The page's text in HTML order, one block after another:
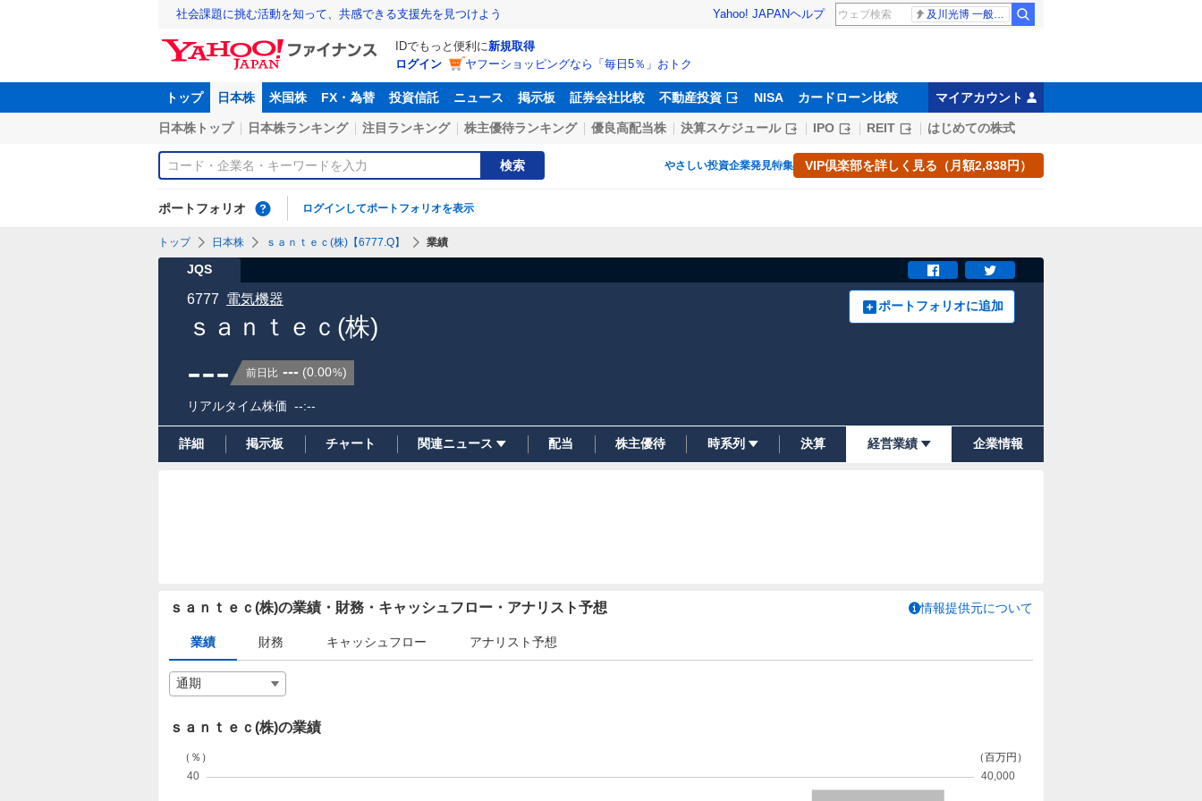
社会課題に挑む活動を知って、共感できる支援先を見つけよう Yahoo! JAPANヘルプ 及川光博 一般女性
IDでもっと便利に新規取得
ログイン
ヤフーショッピングなら「毎日5％」おトク
トップ 日本株 米国株 FX・為替 投資信託 ニュース 掲示板 証券会社比較 不動産投資 NISA カードローン比較 マイアカウント
日本株トップ 日本株ランキング 注目ランキング 株主優待ランキング 優良高配当株 決算スケジュール IPO REIT はじめての株式
検索 やさしい投資企業発見特集 VIP倶楽部を詳しく見る（月額2,838円）
ポートフォリオ ログインしてポートフォリオを表示
トップ 日本株 ｓａｎｔｅｃ(株)【6777.Q】 業績
JQS
ｓａｎｔｅｃ(株)
6777 電気機器 ポートフォリオに追加
--- 前日比 --- (0.00%)
リアルタイム株価 --:--
詳細 掲示板 チャート 関連ニュース 配当 株主優待 時系列 決算 経営業績 企業情報
ｓａｎｔｅｃ(株)の業績・財務・キャッシュフロー・アナリスト予想 情報提供元について
業績 財務 キャッシュフロー アナリスト予想
ｓａｎｔｅｃ(株)の業績